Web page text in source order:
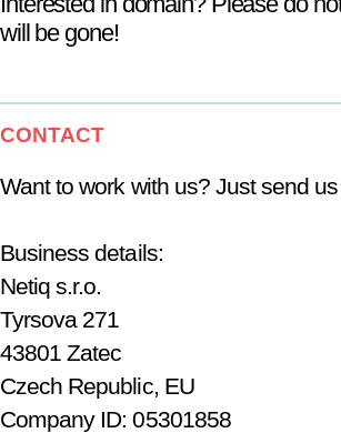
will be gone!
CONTACT
Want to work with us? Just send
Business details:
Netiq s.r.o.
Tyrsova 271
43801 Zatec
Czech Republic, EU
Company ID: 05301858